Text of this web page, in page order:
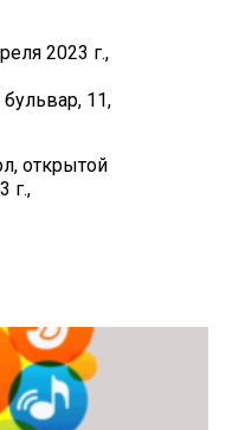
2023 г.,
11,
открытой
г.,